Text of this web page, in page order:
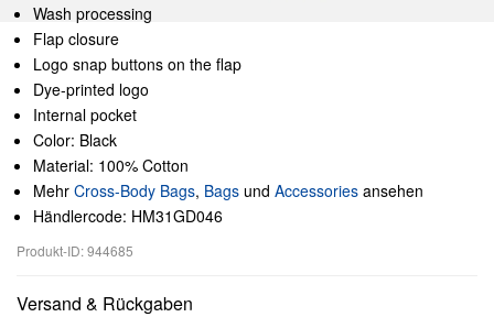
Wash processing
Flap closure
Logo snap buttons on the flap
Dye-printed logo
Internal pocket
Color: Black
Material: 100% Cotton
Mehr Cross-Body Bags, Bags und Accessories ansehen
Händlercode: HM31GD046
Produkt-ID: 944685
Versand & Rückgaben